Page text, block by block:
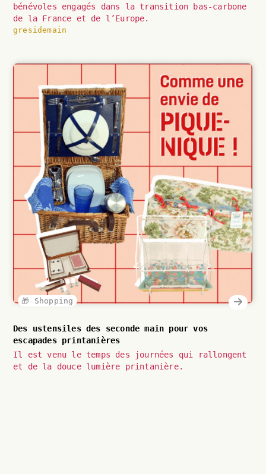
bénévoles engagés dans la transition bas-carbone
de la France et de l’Europe.
gresidemain
🎁 Shopping
Des ustensiles des seconde main pour vos
escapades printanières
Il est venu le temps des journées qui rallongent
et de la douce lumière printanière.